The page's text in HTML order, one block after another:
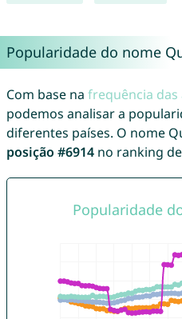
Popularidade do nome
Com base na frequência das
podemos analisar a
diferentes países. O nome
posição #6914no ranking